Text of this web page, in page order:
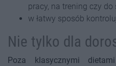
pracy, na trening czy do
w łatwy sposób
Nie tylko dla
Poza klasycznymi